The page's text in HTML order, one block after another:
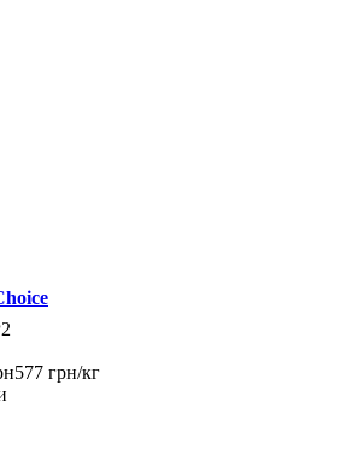
577 грн/кг